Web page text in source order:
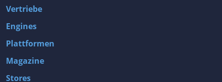
Vertriebe
Engines
Plattformen
Magazine
Stores